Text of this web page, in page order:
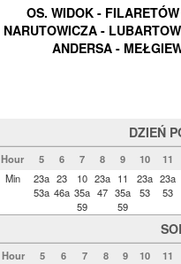
OS. WIDOK -
NARUTOWICZA -
ANDERSA -
DZIEŃ
Hour 5 6 7 8 9 10
11
Min
23a
53a
23
46a
10
35a
59
23a
47
11
35a
59
23a
53
23a
53
Hour 5 6 7 8 9 10
11